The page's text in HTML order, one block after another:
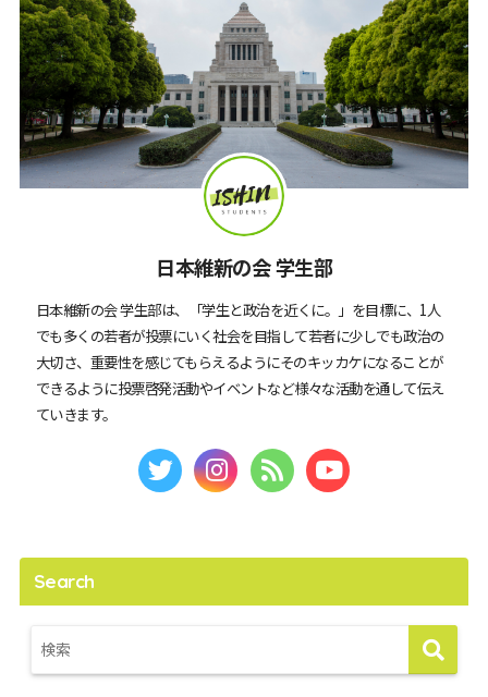
日本維新の会 学生部
日本維新の会 学生部は、「学生と政治を近くに。」を目標に、1人
でも多くの若者が投票にいく社会を目指して若者に少しでも政治の
大切さ、重要性を感じてもらえるようにそのキッカケになることが
できるように投票啓発活動やイベントなど様々な活動を通して伝え
ていきます。
Search